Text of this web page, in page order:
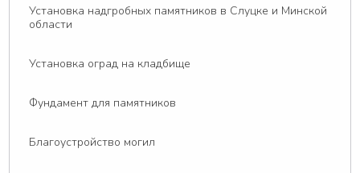
Установка надгробных памятников в Слуцке и Минской
области
Установка оград на кладбище
Фундамент для памятников
Благоустройство могил